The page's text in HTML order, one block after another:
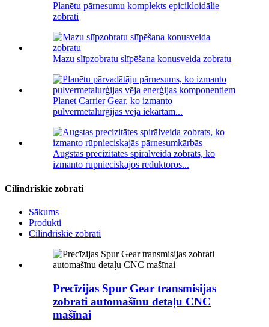
Planētu pārnesumu komplekts epicikloidālie
zobrati
Mazu slīpzobratu slīpēšana konusveida zobratu
Planet Carrier Gear, ko izmanto
pulvermetalurģijas vēja iekārtām...
Augstas precizitātes spirālveida zobrats, ko
izmanto rūpnieciskajos reduktoros...
Cilindriskie zobrati
Sākums
Produkti
Cilindriskie zobrati
Precīzijas Spur Gear transmisijas
zobrati automašīnu detaļu CNC
mašīnai